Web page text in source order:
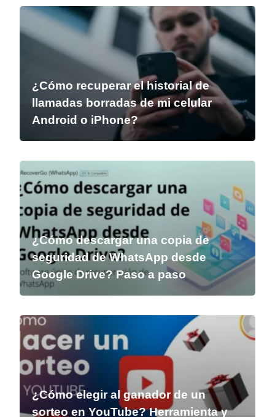
¿Cómo recuperar el historial de
llamadas borradas de mi celular
Android o iPhone?
¿Cómo descargar una copia de
seguridad de WhatsApp desde
Google Drive? Paso a paso
¿Cómo elegir al ganador de un
sorteo en YouTube? Herramienta y